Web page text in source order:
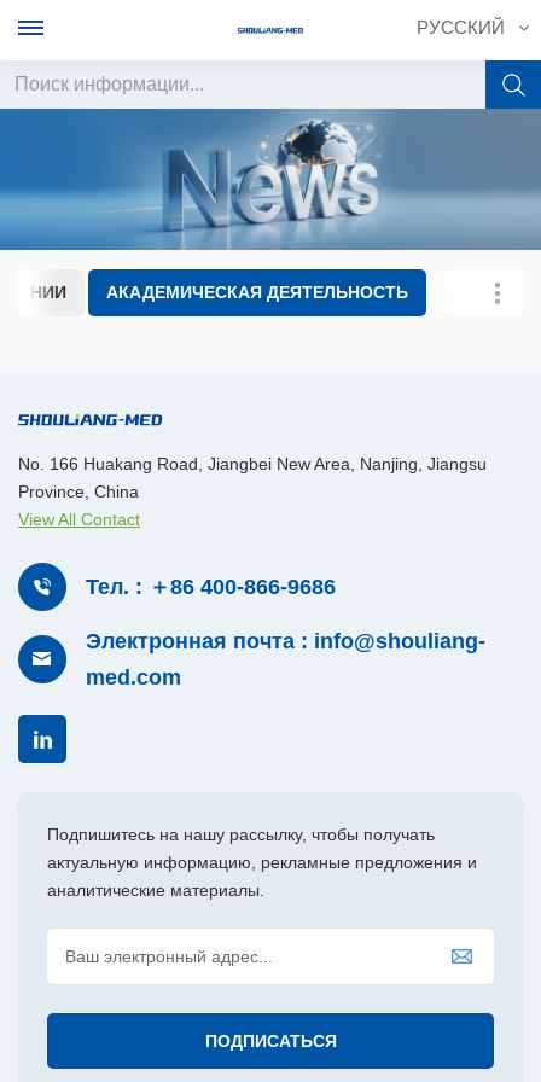
РУССКИЙ
français
Deutsch
русский
português
АКАДЕМИЧЕСКАЯ ДЕЯТЕЛЬНОСТЬ
No. 166 Huakang Road, Jiangbei New Area, Nanjing, Jiangsu
Province, China
View All Contact
Тел. : ＋86 400-866-9686
Электронная почта : info@shouliang-
med.com
Подпишитесь на нашу рассылку, чтобы получать
актуальную информацию, рекламные предложения и
аналитические материалы.